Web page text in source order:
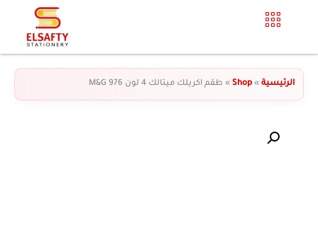
الرئيسية »
Shop
» طقم اكريلك ميتالك 4 لون 976 M&G